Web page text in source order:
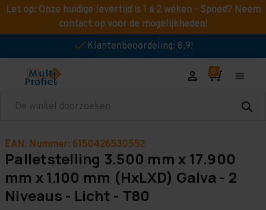
Let op: Onze huidige levertijd is 1 á 2 weken - Spoed? Neem
contact op voor de mogelijkheden!
Klantenbeoordeling: 8,9!
Zoeken
EAN. Nummer: 6150426530552
Palletstelling 3.500 mm x 17.900
mm x 1.100 mm (HxLXD) Galva - 2
Niveaus - Licht - T80